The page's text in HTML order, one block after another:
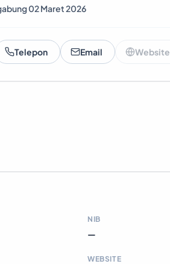
02 Maret 2026
Telepon Email Website
NIB
—
WEBSITE